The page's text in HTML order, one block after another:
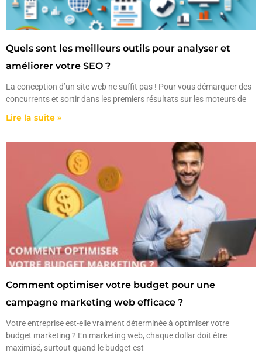
Quels sont les meilleurs outils pour analyser et
améliorer votre SEO ?
La conception d’un site web ne suffit pas ! Pour vous démarquer des
concurrents et sortir dans les premiers résultats sur les moteurs de
Lire la suite »
Comment optimiser votre budget pour une
campagne marketing web efficace ?
Votre entreprise est-elle vraiment déterminée à optimiser votre
budget marketing ? En marketing web, chaque dollar doit être
maximisé, surtout quand le budget est